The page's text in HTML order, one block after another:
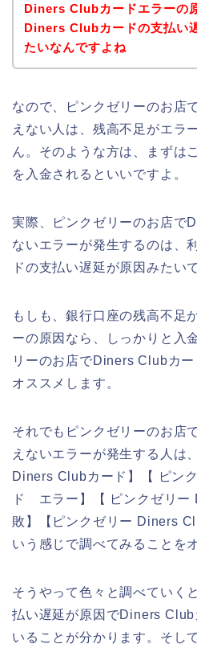
Diners Clubカードエラーの
Diners Clubカードの支払い
たいなんですよね
なので、ピンクゼリーのお店
えない人は、残高不足がエラ
ん。そのような方は、まずは
を入金されるといいですよ。
実際、ピンクゼリーのお店で
ないエラーが発生するのは、
ドの支払い遅延が原因みたい
もしも、銀行口座の残高不足
ーの原因なら、しっかりと入
リーのお店でDiners Clubカ
オススメします。
それでもピンクゼリーのお店
えないエラーが発生する人は
Diners Clubカード】【 ピン
ド エラー】【 ピンクゼリ
敗】【ピンクゼリー Diners
いう感じで調べてみることを
そうやって色々と調べていく
払い遅延が原因でDiners Club
いることが分かります。そし